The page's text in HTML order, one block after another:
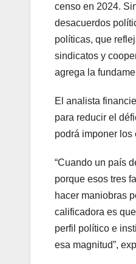
censo en 2024.
desacuerdos
políticas, que
sindicatos y
agrega la
El analista
para reducir el
podrá imponer
“Cuando un país
porque esos tres
hacer maniobras
calificadora es
perfil político e
esa magnitud”,